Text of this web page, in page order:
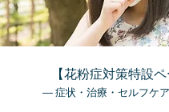
【花粉症対策特設ペ
― 症状・治療・セルフケ